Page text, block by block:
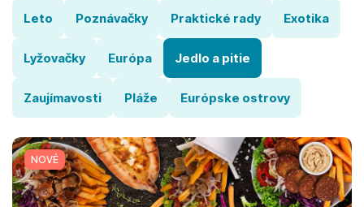
Leto Poznávačky Praktické rady Exotika
Lyžovačky Európa Jedlo a pitie
Zaujímavosti Pláže Európske ostrovy
NOVÉ